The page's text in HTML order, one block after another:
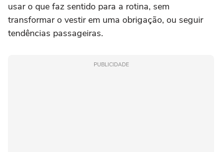
usar o que faz sentido para a rotina, sem
transformar o vestir em uma obrigação, ou seguir
tendências passageiras.
PUBLICIDADE